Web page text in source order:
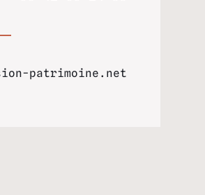
patrimoine.net